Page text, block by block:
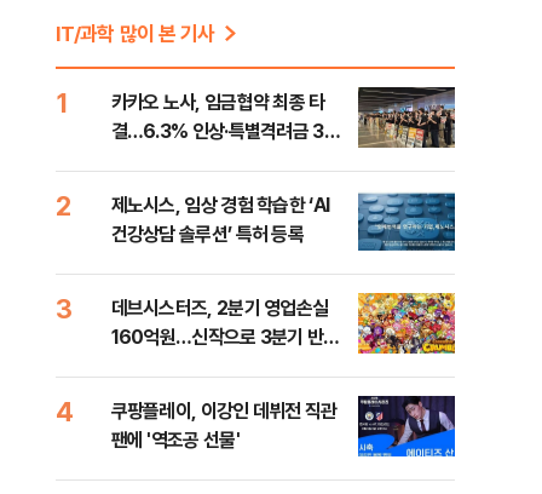
IT/과학 많이 본 기사
1
카카오 노사, 임금협약 최종 타
결…6.3% 인상·특별격려금 300
2
제노시스, 임상 경험 학습한 ‘AI
건강상담 솔루션’ 특허 등록
3
데브시스터즈, 2분기 영업손실
160억원…신작으로 3분기 반등
4
쿠팡플레이, 이강인 데뷔전 직관
팬에 '역조공 선물'